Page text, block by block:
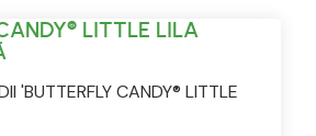
LITTLE LILA
'BUTTERFLY CANDY® LITTLE